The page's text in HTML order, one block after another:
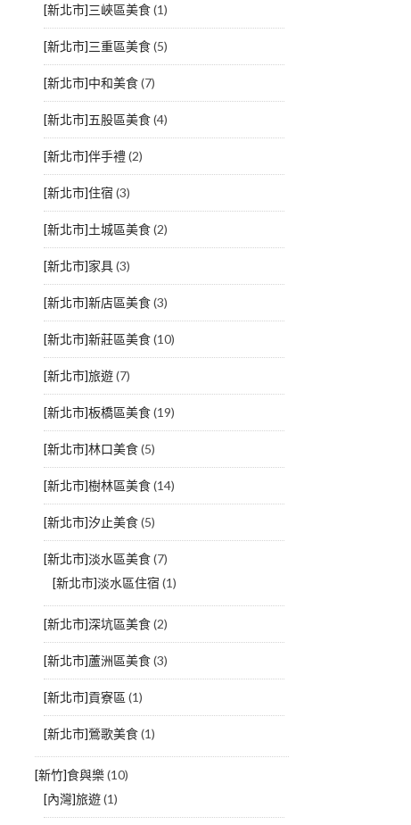
[新北市]三峽區美食(1)
[新北市]三重區美食(5)
[新北市]中和美食(7)
[新北市]五股區美食(4)
[新北市]伴手禮(2)
[新北市]住宿 (3)
[新北市]土城區美食(2)
[新北市]家具(3)
[新北市]新店區美食(3)
[新北市]新莊區美食(10)
[新北市]旅遊(7)
[新北市]板橋區美食(19)
[新北市]林口美食(5)
[新北市]樹林區美食(14)
[新北市]汐止美食(5)
[新北市]淡水區美食(7)
[新北市]淡水區住宿 (1)
[新北市]深坑區美食(2)
[新北市]蘆洲區美食(3)
[新北市]貢寮區 (1)
[新北市]鶯歌美食(1)
[新竹]食與樂(10)
[內灣]旅遊(1)